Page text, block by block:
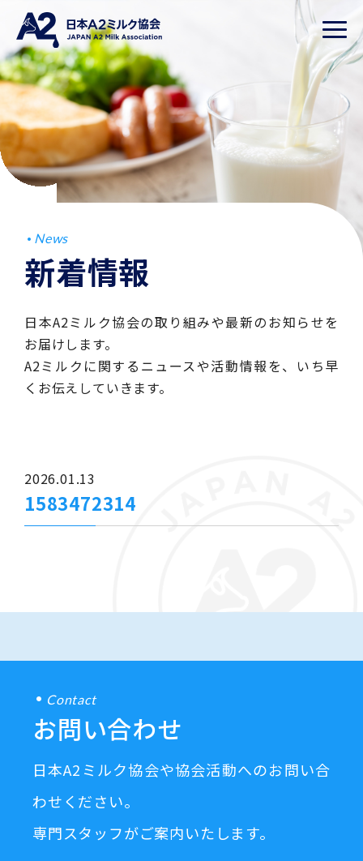
News
新着情報
日本A2ミルク協会の取り組みや最新のお知らせを
お届けします。
A2ミルクに関するニュースや活動情報を、いち早
くお伝えしていきます。
2026.01.13
1583472314
Contact
お問い合わせ
日本A2ミルク協会や協会活動へのお問い合
わせください。
専門スタッフがご案内いたします。